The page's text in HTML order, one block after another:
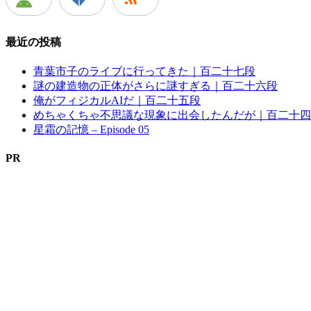
最近の投稿
青葉市子のライブに行ってきた｜百二十七段
謎の建造物の正体がさらに謎すぎる｜百二十六段
俺がフィジカルAIだ｜百二十五段
めちゃくちゃ不思議な現象に出会したんだが｜百二十
星霜の記憶 – Episode 05
PR